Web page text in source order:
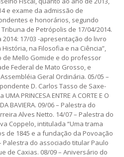
e exame da admissão de
e honorários, segundo
de Petrópolis de 17/04/2014.
17/03 -apresentação do livro
na Filosofia e na Ciência”,
Mello Gomide e do professor
Federal de Mato Grosso, e
Geral Ordinária. 05/05 –
D. Carlos Tasso de Saxe-
PRINCESA ENTRE A CORTE E O
BAVIERA. 09/06 – Palestra do
Alves Netto. 14/07 – Palestra do
Coppelo, intitulada “Uma trama
de 1845 e a fundação da Povoação
Palestra do associado titular Paulo
de Caxias. 08/09 – Aniversário do